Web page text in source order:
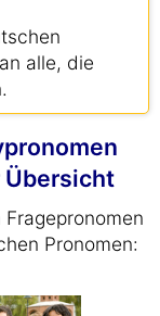
alle, die
Übersicht
Pronomen: